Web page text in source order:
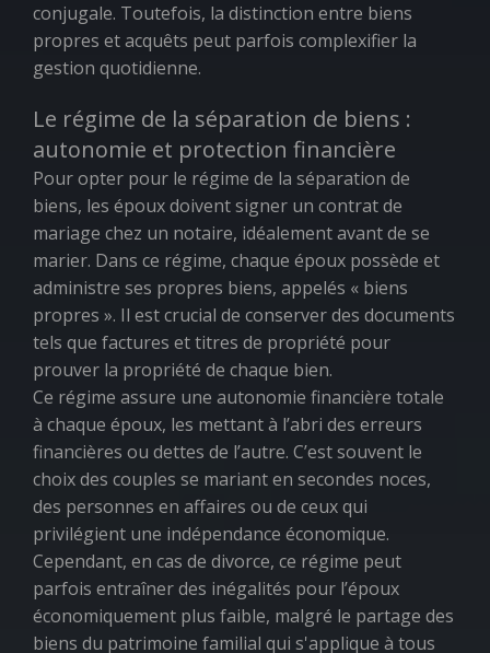
conjugale. Toutefois, la distinction entre biens
propres et acquêts peut parfois complexifier la
gestion quotidienne.
Le régime de la séparation de biens :
autonomie et protection financière
Pour opter pour le régime de la séparation de
biens, les époux doivent signer un contrat de
mariage chez un notaire, idéalement avant de se
marier. Dans ce régime, chaque époux possède et
administre ses propres biens, appelés « biens
propres ». Il est crucial de conserver des documents
tels que factures et titres de propriété pour
prouver la propriété de chaque bien.
Ce régime assure une autonomie financière totale
à chaque époux, les mettant à l’abri des erreurs
financières ou dettes de l’autre. C’est souvent le
choix des couples se mariant en secondes noces,
des personnes en affaires ou de ceux qui
privilégient une indépendance économique.
Cependant, en cas de divorce, ce régime peut
parfois entraîner des inégalités pour l’époux
économiquement plus faible, malgré le partage des
biens du patrimoine familial qui s'applique à tous